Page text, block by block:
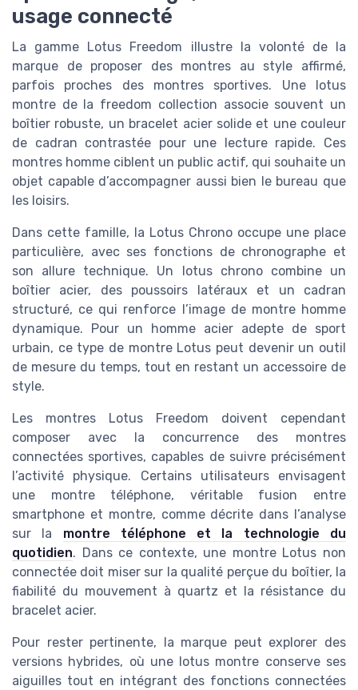
usage connecté
La gamme Lotus Freedom illustre la volonté de la
marque de proposer des montres au style affirmé,
parfois proches des montres sportives. Une lotus
montre de la freedom collection associe souvent un
boîtier robuste, un bracelet acier solide et une couleur
de cadran contrastée pour une lecture rapide. Ces
montres homme ciblent un public actif, qui souhaite un
objet capable d’accompagner aussi bien le bureau que
les loisirs.
Dans cette famille, la Lotus Chrono occupe une place
particulière, avec ses fonctions de chronographe et
son allure technique. Un lotus chrono combine un
boîtier acier, des poussoirs latéraux et un cadran
structuré, ce qui renforce l’image de montre homme
dynamique. Pour un homme acier adepte de sport
urbain, ce type de montre Lotus peut devenir un outil
de mesure du temps, tout en restant un accessoire de
style.
Les montres Lotus Freedom doivent cependant
composer avec la concurrence des montres
connectées sportives, capables de suivre précisément
l’activité physique. Certains utilisateurs envisagent
une montre téléphone, véritable fusion entre
smartphone et montre, comme décrite dans l’analyse
sur la montre téléphone et la technologie du
quotidien. Dans ce contexte, une montre Lotus non
connectée doit miser sur la qualité perçue du boîtier, la
fiabilité du mouvement à quartz et la résistance du
bracelet acier.
Pour rester pertinente, la marque peut explorer des
versions hybrides, où une lotus montre conserve ses
aiguilles tout en intégrant des fonctions connectées